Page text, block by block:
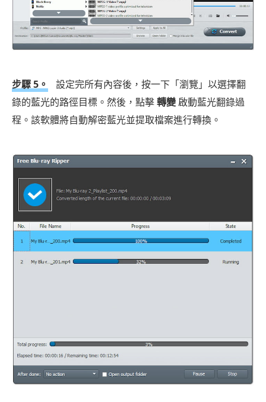
步驟 5。
設定完所有內容後，按一下「瀏覽」以選擇翻
錄的藍光的路徑目標。然後，點擊轉變啟動藍光翻錄過
程。該軟體將自動解密藍光並提取檔案進行轉換。